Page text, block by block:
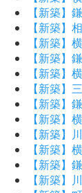
【新築】
【新築】
【新築】
【新築】
【新築】
【新築】
【新築】
【新築】
【新築】
【新築】
【新築】
【新築】